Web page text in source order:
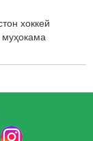
хоккей